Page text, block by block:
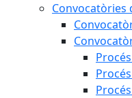
Convocatòries